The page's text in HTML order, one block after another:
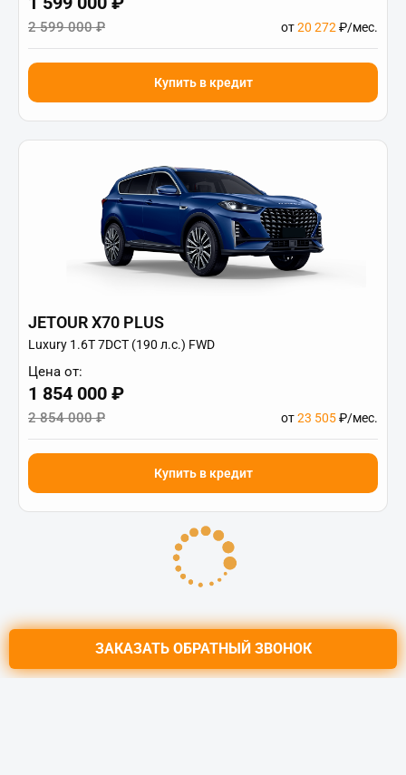
2 599 000 ₽ от20 272₽/мес.
Купить в кредит
JETOUR X70 PLUS
Luxury 1.6T 7DCT (190 л.с.) FWD
Цена от:
1 854 000 ₽
2 854 000 ₽ от23 505₽/мес.
Купить в кредит
ЗАКАЗАТЬ ОБРАТНЫЙ ЗВОНОК